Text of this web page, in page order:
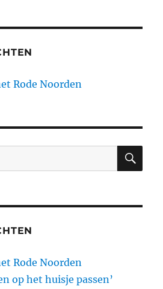
Rode Noorden
Rode Noorden
op het huisje passen’